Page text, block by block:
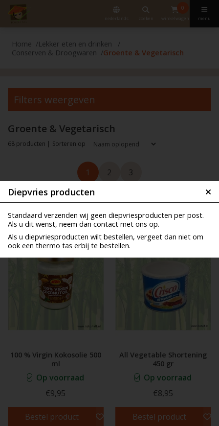
nederlands zoeken
0
winkelwagen menu
Diepvries producten
Standaard verzenden wij geen diepvriesproducten per post.
Als u dit wenst, neem dan contact met ons op.
Als u diepvriesproducten wilt bestellen, vergeet dan niet om
ook een thermo tas erbij te bestellen.
Home
Lekker eten en drinken
Conserven & Droogwaren
Groente & Vegetarisch
Filters weergeven
Groente & Vegetarisch
68 producten | Sorteren op
1 2 3
100 % Virgin Kokosolie 500
ml
Op voorraad
€9,95
Bestel product
All Vegetable Shortening
450 gr
Op voorraad
€8,95
Bestel product